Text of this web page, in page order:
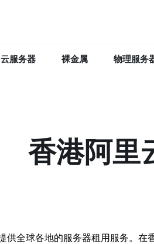
云服务器 裸金属 物理服务
香港阿里
供全球各地的服务器租用服务。